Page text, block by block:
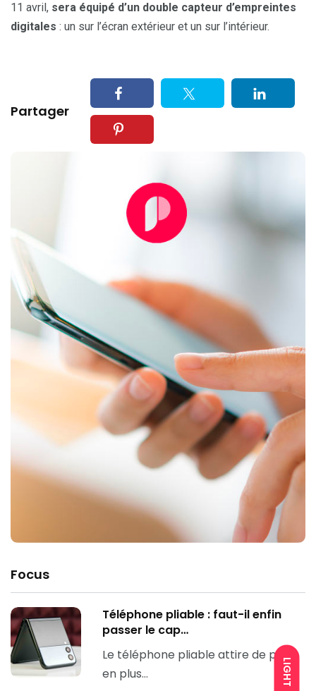
LIGHT
11 avril, sera équipé d’un double capteur d’empreintes
digitales : un sur l’écran extérieur et un sur l’intérieur.
Partager
Focus
Téléphone pliable : faut-il enfin
passer le cap…
Le téléphone pliable attire de plus
en plus…